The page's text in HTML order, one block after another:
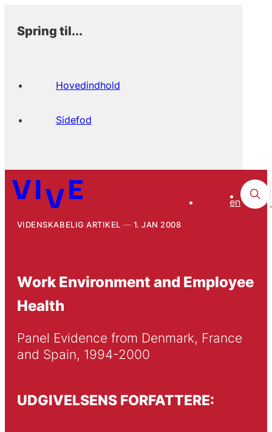
Spring til...
Hovedindhold
Sidefod
en
VIDENSKABELIG ARTIKEL 1. JAN 2008
Work Environment and Employee
Health
Panel Evidence from Denmark, France
and Spain, 1994-2000
UDGIVELSENS FORFATTERE: